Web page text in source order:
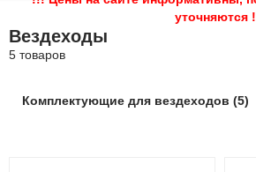
уточняются
Вездеходы
5 товаров
Комплектующие для вездеходов (5)